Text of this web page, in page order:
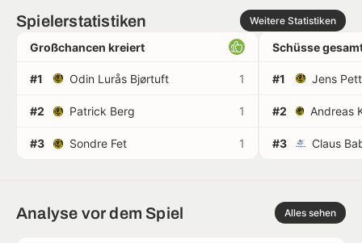
Spielerstatistiken Weitere Statistiken
Großchancen kreiert
#1 Odin Lurås Bjørtuft 1
#2 Patrick Berg 1
#3 Sondre Fet 1
Schüsse
#1 Jens
#2
#3 Claus
Analyse vor dem Spiel Alles sehen